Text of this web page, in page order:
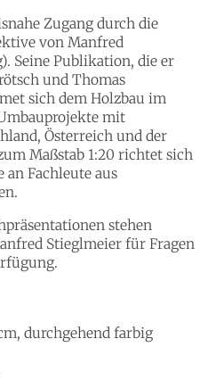
Zugang durch die
von Manfred
Seine Publikation, die er
und Thomas
sich dem Holzbau im
mit
Österreich und der
Maßstab 1:20 richtet sich
an Fachleute aus
stehen
Stieglmeier für Fragen
durchgehend farbig